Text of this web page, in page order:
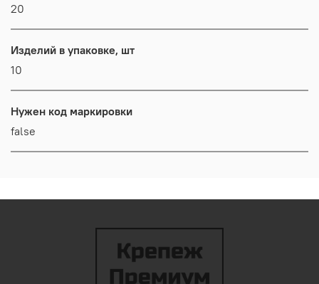
20
Изделий в упаковке, шт
10
Нужен код маркировки
false